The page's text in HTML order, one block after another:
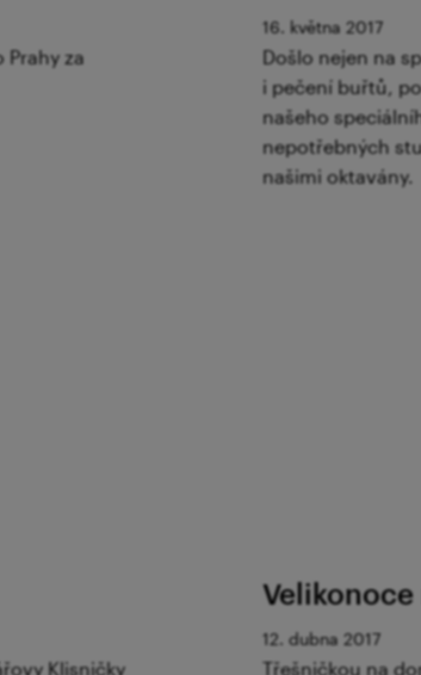
Prahy za
16. května 2017
Došlo nejen na
i pečení buřtů,
našeho
nepotřebných
našimi oktavány.
Klisničky
12. dubna 2017
Třešničkou na